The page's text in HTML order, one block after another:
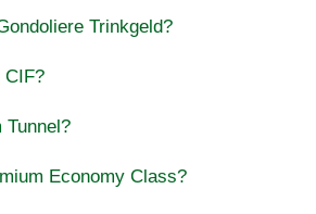
Trinkgeld?
CIF?
Tunnel?
Economy Class?